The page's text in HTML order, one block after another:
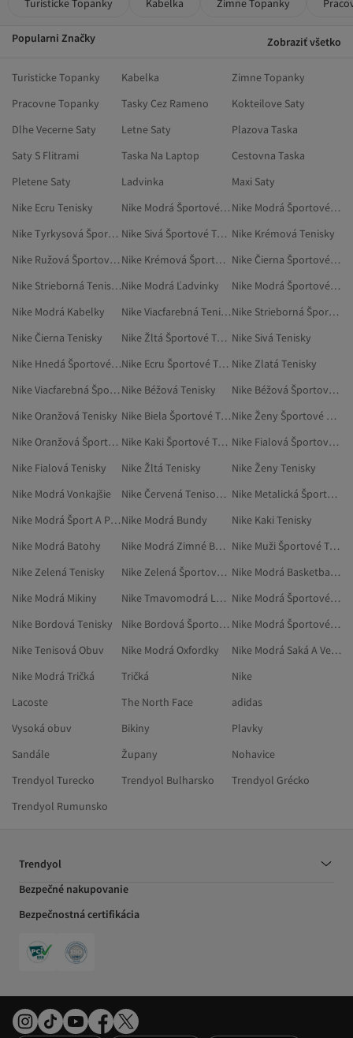
Turisticke Topanky Kabelka Zimne Topanky
Popularni Značky Zobraziť všetko
Turisticke Topanky Kabelka
Zimne Topanky
Pracovne Topanky
Tasky Cez Rameno
Kokteilove Saty
Dlhe Vecerne Saty
Letne Saty
Plazova Taska
Saty S Flitrami
Taska Na Laptop
Cestovna Taska
Pletene Saty
Ladvinka
Maxi Saty
Nike Ecru Tenisky
Nike Modrá Športové Disciplíny
Nike Modrá Športové Oblečenie
Nike Tyrkysová Športové Tenisky
Nike Sivá Športové Tenisky Nike Krémová Tenisky
Nike Ružová Športové Tenisky
Nike Krémová Športové Tenisky
Nike Čierna Športové Tenisky
Nike Strieborná TeniskyNike Modrá Ľadvinky
Nike Modrá Športové Vybavenie
Nike Modrá Kabelky
Nike Viacfarebná Tenisky
Nike Strieborná Športové Tenisky
Nike Čierna Tenisky
Nike Žltá Športové Tenisky Nike Sivá Tenisky
Nike Hnedá Športové Tenisky
Nike Ecru Športové Tenisky Nike Zlatá Tenisky
Nike Viacfarebná Športové Tenisky Nike Béžová Tenisky
Nike Béžová Športové Tenisky
Nike Oranžová Tenisky
Nike Biela Športové Tenisky
Nike Ženy Športové Tenisky
Nike Oranžová Športové Tenisky
Nike Kaki Športové Tenisky
Nike Fialová Športové Tenisky
Nike Fialová Tenisky
Nike Žltá Tenisky
Nike Ženy Tenisky
Nike Modrá Vonkajšie
Nike Červená Tenisová Obuv
Nike Metalická Športové Tenisky
Nike Modrá Šport A PrírodaNike Modrá Bundy
Nike Kaki Tenisky
Nike Modrá Batohy
Nike Modrá Zimné Bundy
Nike Muži Športové Tenisky
Nike Zelená Tenisky
Nike Zelená Športové Tenisky
Nike Modrá Basketbalová Obuv
Nike Modrá Mikiny
Nike Tmavomodrá Legíny
Nike Modrá Športové Mikiny
Nike Bordová Tenisky
Nike Bordová Športové Tenisky
Nike Modrá Športové Bundy
Nike Tenisová Obuv
Nike Modrá Oxfordky
Nike Modrá Saká A Vesty
Nike Modrá Tričká
Tričká
Nike
Lacoste
The North Face
adidas
Vysoká obuv
Bikiny
Plavky
Sandále
Župany
Nohavice
Trendyol Turecko
Trendyol Bulharsko
Trendyol Grécko
Trendyol Rumunsko
Trendyol
Bezpečné nakupovanie
Bezpečnostná certifikácia